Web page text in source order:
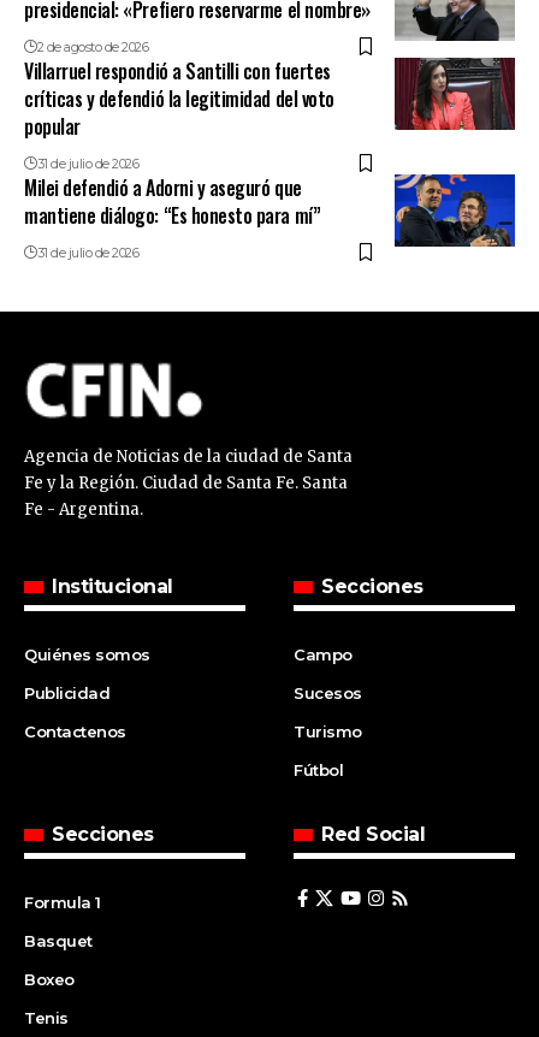
presidencial: «Prefiero reservarme el nombre»
2 de agosto de 2026
Villarruel respondió a Santilli con fuertes
críticas y defendió la legitimidad del voto
popular
31 de julio de 2026
Milei defendió a Adorni y aseguró que
mantiene diálogo: “Es honesto para mí”
31 de julio de 2026
Agencia de Noticias de la ciudad de Santa
Fe y la Región. Ciudad de Santa Fe. Santa
Fe - Argentina.
Institucional
Quiénes somos
Publicidad
Contactenos
Secciones
Campo
Sucesos
Turismo
Fútbol
Secciones
Formula 1
Basquet
Boxeo
Tenis
Red Social